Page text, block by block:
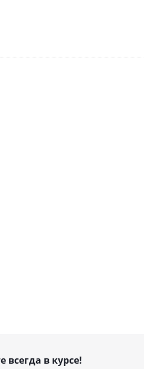
всегда в курсе!